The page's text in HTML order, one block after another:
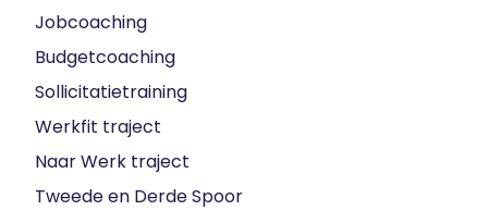
Jobcoaching
Budgetcoaching
Sollicitatietraining
Werkfit traject
Naar Werk traject
Tweede en Derde Spoor